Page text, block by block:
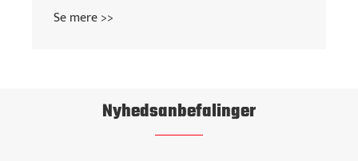
Se mere >>
Nyhedsanbefalinger